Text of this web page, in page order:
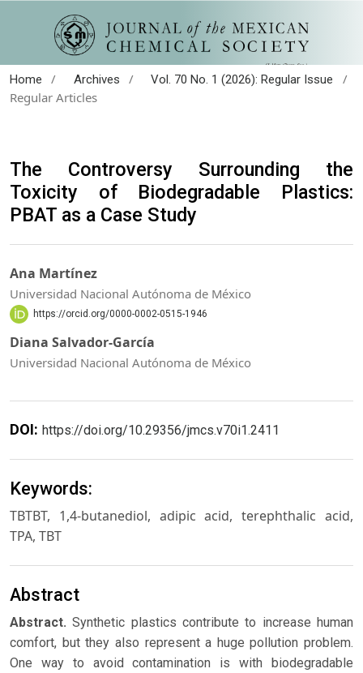
Home / Archives / Vol. 70 No. 1 (2026): Regular Issue
/
Regular Articles
The Controversy Surrounding the
Toxicity of Biodegradable Plastics:
PBAT as a Case Study
Ana Martínez
Universidad Nacional Autónoma de México
https://orcid.org/0000-0002-0515-1946
Diana Salvador-García
Universidad Nacional Autónoma de México
DOI: https://doi.org/10.29356/jmcs.v70i1.2411
Keywords:
TBTBT, 1,4-butanediol, adipic acid, terephthalic acid,
TPA, TBT
Abstract
Abstract. Synthetic plastics contribute to increase human
comfort, but they also represent a huge pollution problem.
One way to avoid contamination is with biodegradable